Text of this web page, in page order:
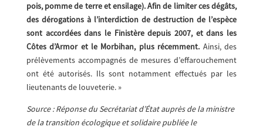
pois, pomme de terre et ensilage). Afin de limiter ces dégâts,
des dérogations à l’interdiction de destruction de l’espèce
sont accordées dans le Finistère depuis 2007, et dans les
Côtes d’Armor et le Morbihan, plus récemment. Ainsi, des
prélèvements accompagnés de mesures d’effarouchement
ont été autorisés. Ils sont notamment effectués par les
lieutenants de louveterie. »
Source : Réponse du Secrétariat d’État auprès de la ministre
de la transition écologique et solidaire publiée le